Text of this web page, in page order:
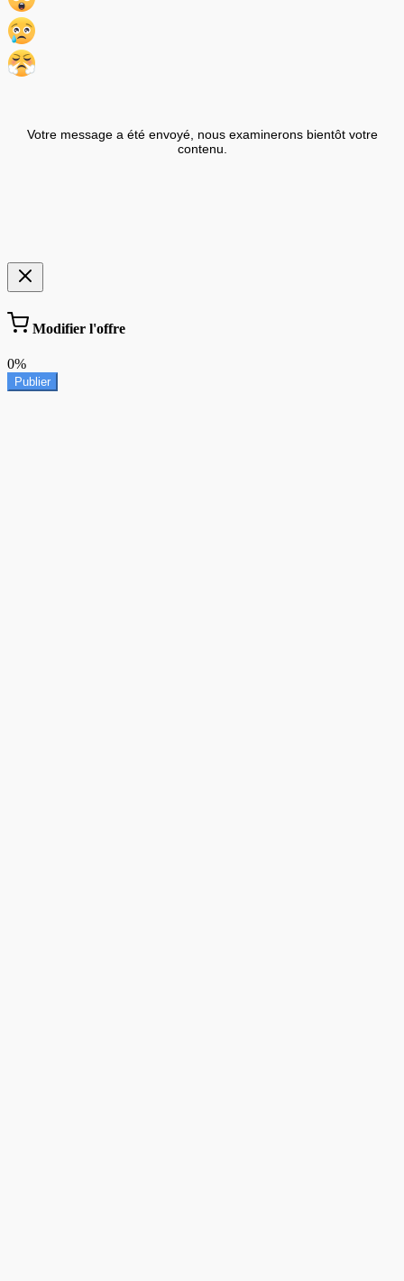
Votre message a été envoyé, nous examinerons bientôt votre
contenu.
Modifier l'offre
0%
Publier